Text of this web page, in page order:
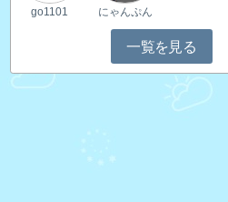
go1101 にゃんぷん
一覧を見る